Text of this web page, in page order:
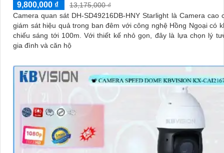
9,800,000 ₫
13,175,000 ₫
Camera quan sát DH-SD49216DB-HNY Starlight là Camera cao
giám sát hiệu quả trong ban đêm với công nghệ Hồng Ngoại có
chiếu sáng tới 100m. Với thiết kế nhỏ gọn, đây là lựa chọn lý tưởng cho
gia đình và căn hộ